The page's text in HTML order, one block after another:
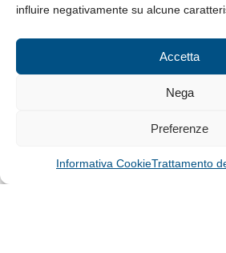
influire negativamente su alcune
Accetta
Nega
Preferenze
Informativa CookieTrattamento
Privacy Policy e Cookie|